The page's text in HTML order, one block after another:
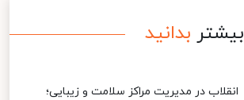
بیشتر بدانید
انقلاب در مدیریت مراکز سلامت و زیبایی؛